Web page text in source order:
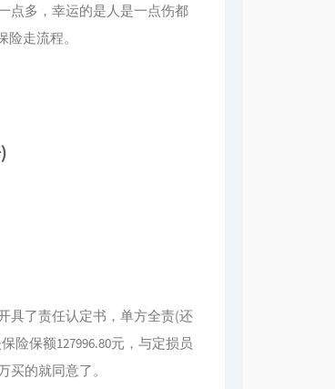
锯
点多，幸运的是人是一点伤都
走流程。
具了责任认定书，单方全责(还
险保额127996.80元，与定损员
买的就同意了。